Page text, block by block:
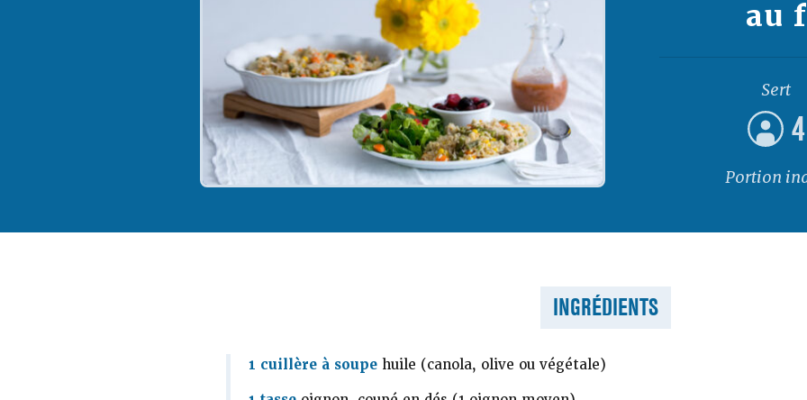
au
Sert
4
Portion
INGRÉDIENTS
1 cuillère à soupe huile (canola, olive ou végétale)